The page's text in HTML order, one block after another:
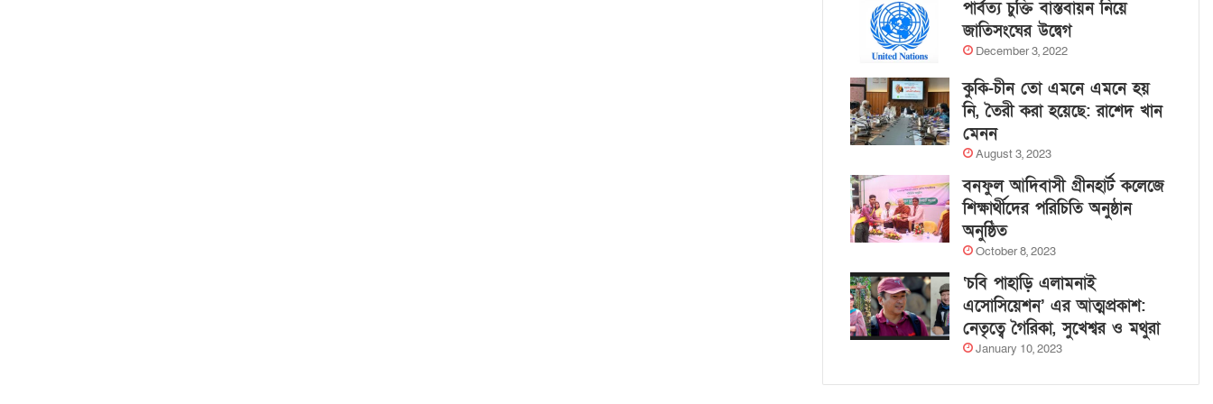
পার্বত্য চুক্তি বাস্তবায়ন নিয়ে
জাতিসংঘের উদ্বেগ
December 3, 2022
কুকি-চীন তো এমনে এমনে হয়
নি, তৈরী করা হয়েছে: রাশেদ খান
মেনন
August 3, 2023
বনফুল আদিবাসী গ্রীনহার্ট কলেজে
শিক্ষার্থীদের পরিচিতি অনুষ্ঠান
অনুষ্ঠিত
October 8, 2023
‘চবি পাহাড়ি এলামনাই
এসোসিয়েশন’ এর আত্মপ্রকাশ:
নেতৃত্বে গৈরিকা, সুখেশ্বর ও মথুরা
January 10, 2023